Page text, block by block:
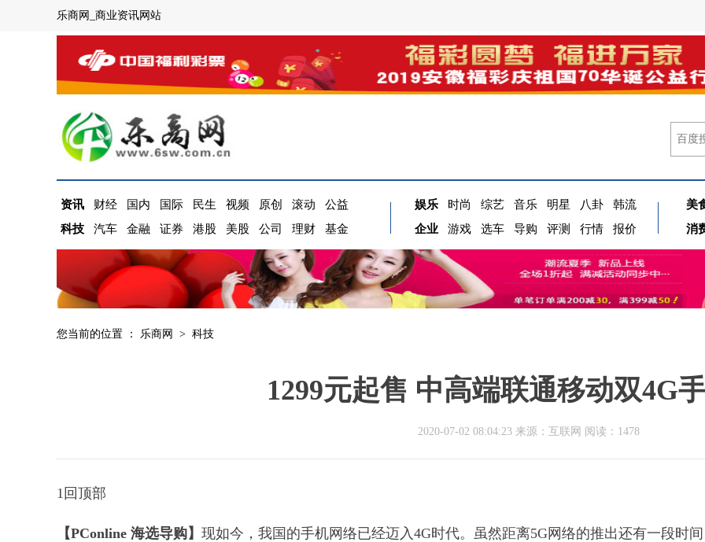
乐商网_商业资讯网站
资讯 财经 国内 国际 民生 视频 原创 滚动
公益
科技
汽车 金融 证券 港股 美股 公司 理财 基金
娱乐 时尚 综艺 音乐 明星 八卦
韩流
企业
游戏 选车 导购 评测 行情 报价
美
消
您当前的位置 ： 乐商网 > 科技
1299元起售 中高端联通移动双4G
2020-07-02 08:04:23 来源：互联网 阅读：1478
1回顶部
【PConline 海选导购】 现如今，我国的手机网络已经迈入4G时代。虽然距离5G网络的推出还有一段时